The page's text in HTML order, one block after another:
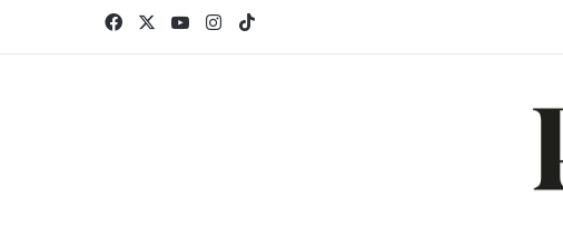
FacebookYouTubeInstagram